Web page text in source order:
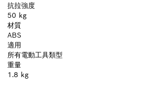
抗拉強度
50 kg
材質
ABS
適用
所有電動工具類型
重量
1.8 kg